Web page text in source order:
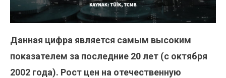
Данная цифра является самым высоким
показателем за последние 20 лет (с октября
2002 года). Рост цен на отечественную